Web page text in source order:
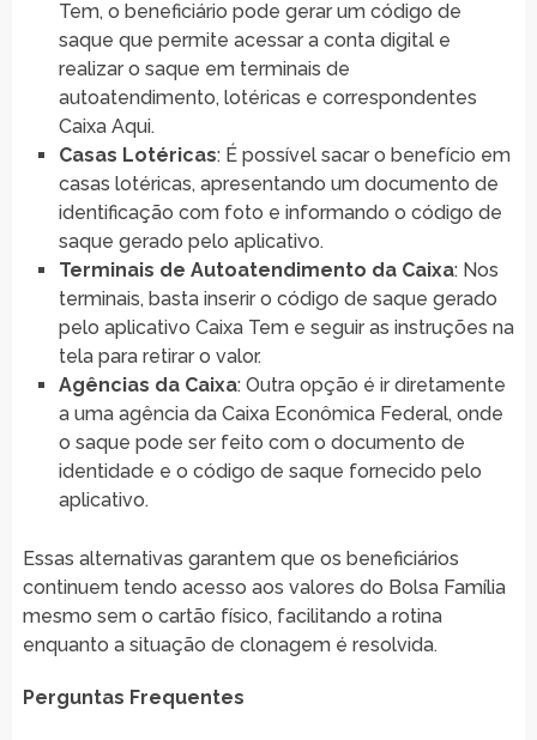
Tem, o beneficiário pode gerar um código de
saque que permite acessar a conta digital e
realizar o saque em terminais de
autoatendimento, lotéricas e correspondentes
Caixa Aqui.
Casas Lotéricas: É possível sacar o benefício em
casas lotéricas, apresentando um documento de
identificação com foto e informando o código de
saque gerado pelo aplicativo.
Terminais de Autoatendimento da Caixa: Nos
terminais, basta inserir o código de saque gerado
pelo aplicativo Caixa Tem e seguir as instruções na
tela para retirar o valor.
Agências da Caixa: Outra opção é ir diretamente
a uma agência da Caixa Econômica Federal, onde
o saque pode ser feito com o documento de
identidade e o código de saque fornecido pelo
aplicativo.
Essas alternativas garantem que os beneficiários
continuem tendo acesso aos valores do Bolsa Família
mesmo sem o cartão físico, facilitando a rotina
enquanto a situação de clonagem é resolvida.
Perguntas Frequentes